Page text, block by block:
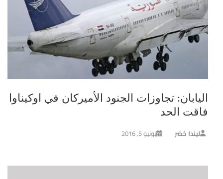
اليابان: تجاوزات الجنود الأميركان في اوكيناوا
فاقت الحد
ليندا خضر يونيو 5, 2016